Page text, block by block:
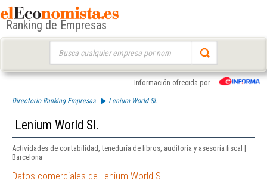
Ranking de Empresas
Información ofrecida por
Directorio Ranking Empresas Lenium World Sl.
Lenium World Sl.
Actividades de contabilidad, teneduría de libros, auditoría y asesoría fiscal |
Barcelona
Datos comerciales de Lenium World Sl.